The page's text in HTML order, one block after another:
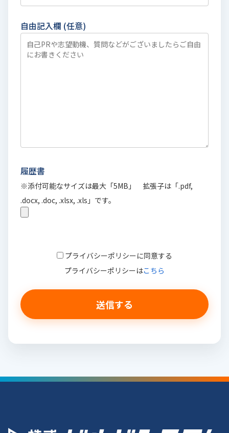
自由記入欄 (任意)
履歴書
※添付可能なサイズは最大「5MB」 拡張子は「.pdf,
.docx, .doc, .xlsx, .xls」です。
プライバシーポリシーに同意する
プライバシーポリシーはこちら